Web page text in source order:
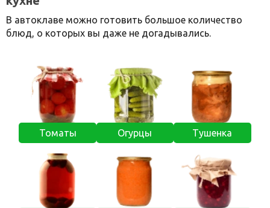
В автоклаве можно готовить большое количество
блюд, о которых вы даже не догадывались.
Томаты Огурцы Тушенка